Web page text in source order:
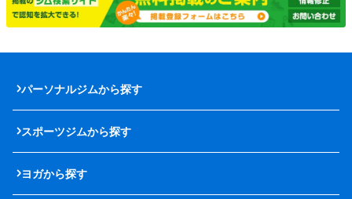
パーソナルジムから探す
スポーツジムから探す
ヨガから探す